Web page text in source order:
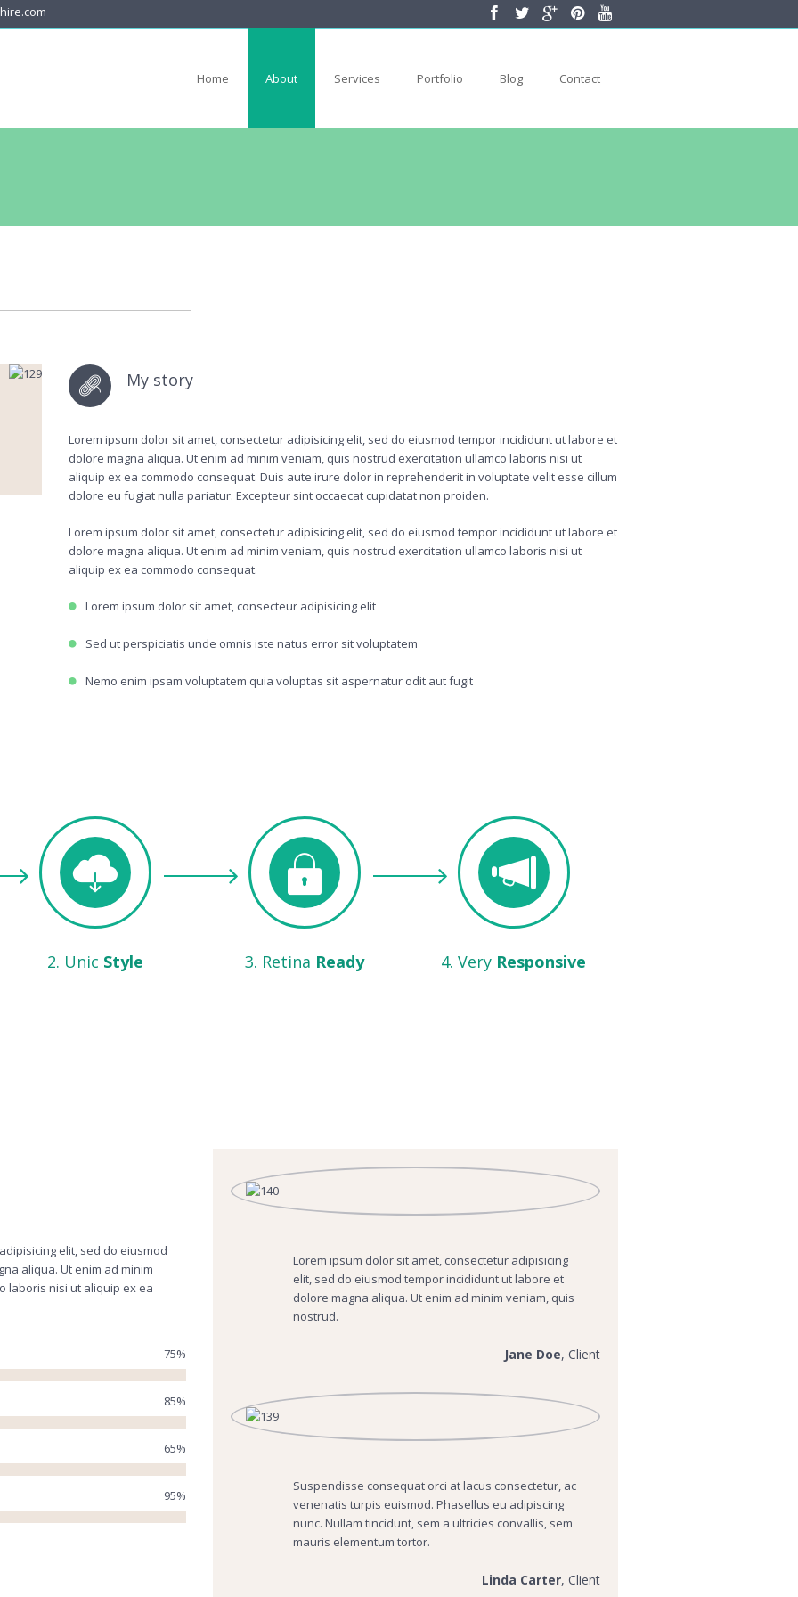
Home About Services Portfolio Blog Contact
My story
Lorem ipsum dolor sit amet, consectetur adipisicing elit, sed do eiusmod tempor incididunt ut labore et
dolore magna aliqua. Ut enim ad minim veniam, quis nostrud exercitation ullamco laboris nisi ut
aliquip ex ea commodo consequat. Duis aute irure dolor in reprehenderit in voluptate velit esse cillum
dolore eu fugiat nulla pariatur. Excepteur sint occaecat cupidatat non proiden.
Lorem ipsum dolor sit amet, consectetur adipisicing elit, sed do eiusmod tempor incididunt ut labore et
dolore magna aliqua. Ut enim ad minim veniam, quis nostrud exercitation ullamco laboris nisi ut
aliquip ex ea commodo consequat.
Lorem ipsum dolor sit amet, consecteur adipisicing elit
Sed ut perspiciatis unde omnis iste natus error sit voluptatem
Nemo enim ipsam voluptatem quia voluptas sit aspernatur odit aut fugit
2. Unic Style 3. Retina Ready 4. Very Responsive
elit, sed do eiusmod
aliqua. Ut enim ad minim
laboris nisi ut aliquip ex ea
75%
85%
65%
95%
Lorem ipsum dolor sit amet, consectetur adipisicing
elit, sed do eiusmod tempor incididunt ut labore et
dolore magna aliqua. Ut enim ad minim veniam, quis
nostrud.
Jane Doe, Client
Suspendisse consequat orci at lacus consectetur, ac
venenatis turpis euismod. Phasellus eu adipiscing
nunc. Nullam tincidunt, sem a ultricies convallis, sem
mauris elementum tortor.
Linda Carter, Client